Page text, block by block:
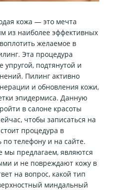
кожа — это мечта
из наиболее эффективных
желаемое в
Эта процедура
упругой, подтянутой и
Пилинг активно
и обновления кожи,
эпидермиса. Данную
в салоне красоты
чтобы записаться на
процедура в
по телефону и на сайте.
мы предлагаем, являются
и не повреждают кожу в
на вопрос, какой тип
миндальный